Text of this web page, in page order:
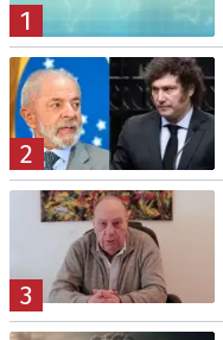
1
2
3